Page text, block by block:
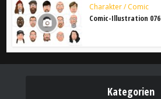
Charakter / Comic
Comic-Illustration 076
Kategorien